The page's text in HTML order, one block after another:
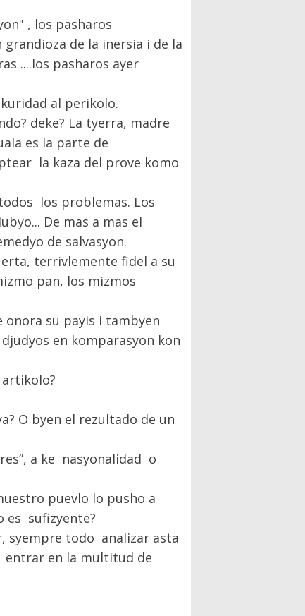
, los pasharos
de la inersia i de la
....los pasharos ayer
al perikolo.
deke? La tyerra, madre
es la parte de
la kaza del prove komo
los problemas. Los
De mas a mas el
de salvasyon.
terrivlemente fidel a su
pan, los mizmos
onora su payis i tambyen
en komparasyon kon
O byen el rezultado de un
a ke nasyonalidad o
puevlo lo pusho a
es sufizyente?
syempre todo analizar asta
entrar en la multitud de